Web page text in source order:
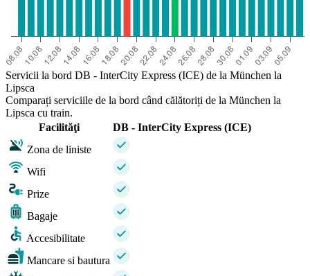
Servicii la bord DB - InterCity Express (ICE) de la München la
Lipsca
Comparați serviciile de la bord când călătoriți de la München la
Lipsca cu train.
Facilităţi
DB - InterCity Express (ICE)
Zona de liniste
Wifi
Prize
Bagaje
Accesibilitate
Mancare si bautura